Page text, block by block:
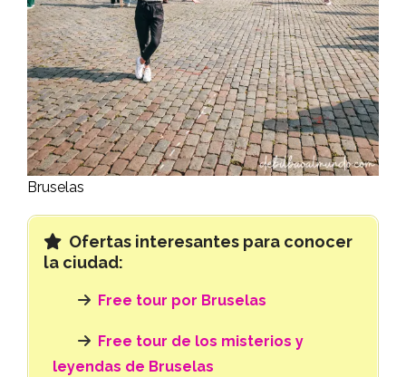
Bruselas
Ofertas interesantes para conocer
la ciudad:
Free tour por Bruselas
Free tour de los misterios y
leyendas de Bruselas